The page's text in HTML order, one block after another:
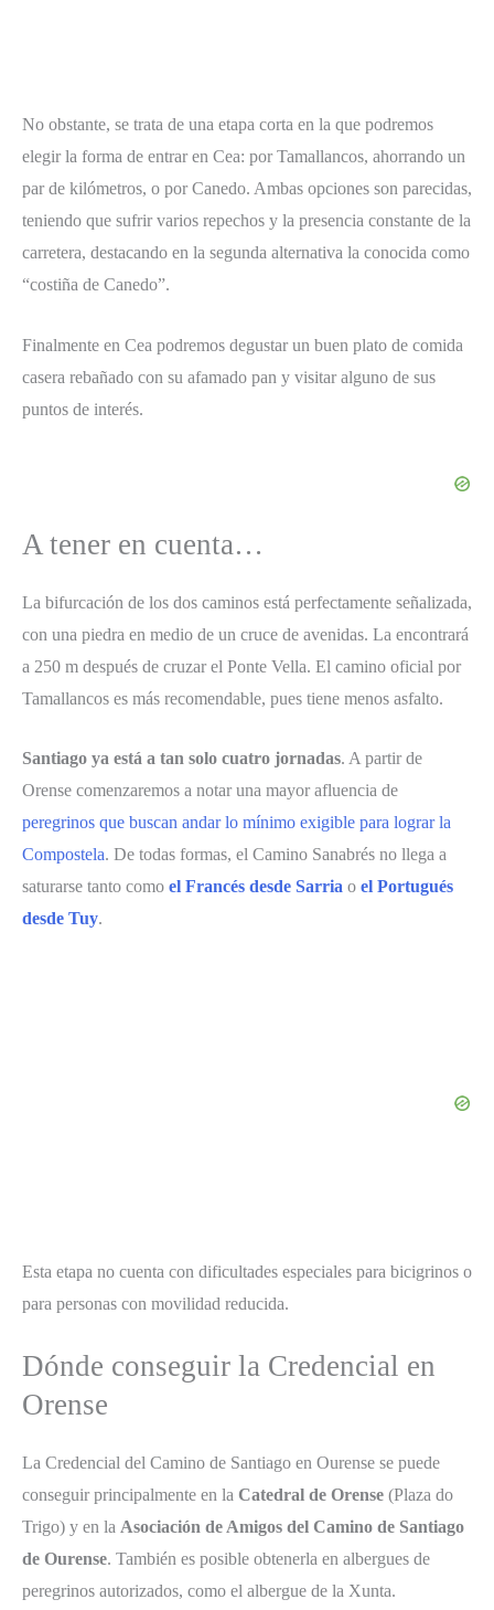
No obstante, se trata de una etapa corta en la que podremos
elegir la forma de entrar en Cea: por Tamallancos, ahorrando un
par de kilómetros, o por Canedo. Ambas opciones son parecidas,
teniendo que sufrir varios repechos y la presencia constante de la
carretera, destacando en la segunda alternativa la conocida como
“costiña de Canedo”.
Finalmente en Cea podremos degustar un buen plato de comida
casera rebañado con su afamado pan y visitar alguno de sus
puntos de interés.
A tener en cuenta…
La bifurcación de los dos caminos está perfectamente señalizada,
con una piedra en medio de un cruce de avenidas. La encontrará
a 250 m después de cruzar el Ponte Vella. El camino oficial por
Tamallancos es más recomendable, pues tiene menos asfalto.
Santiago ya está a tan solo cuatro jornadas. A partir de
Orense comenzaremos a notar una mayor afluencia de
peregrinos que buscan andar lo mínimo exigible para lograr la
Compostela. De todas formas, el Camino Sanabrés no llega a
saturarse tanto como el Francés desde Sarria o el Portugués
desde Tuy.
Esta etapa no cuenta con dificultades especiales para bicigrinos o
para personas con movilidad reducida.
Dónde conseguir la Credencial en
Orense
La Credencial del Camino de Santiago en Ourense se puede
conseguir principalmente en la Catedral de Orense (Plaza do
Trigo) y en la Asociación de Amigos del Camino de Santiago
de Ourense. También es posible obtenerla en albergues de
peregrinos autorizados, como el albergue de la Xunta.